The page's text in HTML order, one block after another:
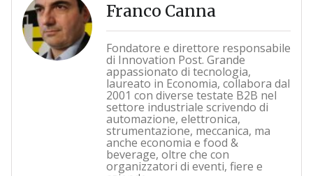
Franco Canna
Fondatore e direttore responsabile
di Innovation Post. Grande
appassionato di tecnologia,
laureato in Economia, collabora dal
2001 con diverse testate B2B nel
settore industriale scrivendo di
automazione, elettronica,
strumentazione, meccanica, ma
anche economia e food &
beverage, oltre che con
organizzatori di eventi, fiere e